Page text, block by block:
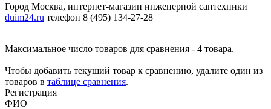
Город Москва, интернет-магазин инженерной сантехники
duim24.ru телефон 8 (495) 134-27-28
Максимальное число товаров для сравнения - 4 товара.
Чтобы добавить текущий товар к сравнению, удалите один из
товаров в таблице сравнения.
Регистрация
ФИО